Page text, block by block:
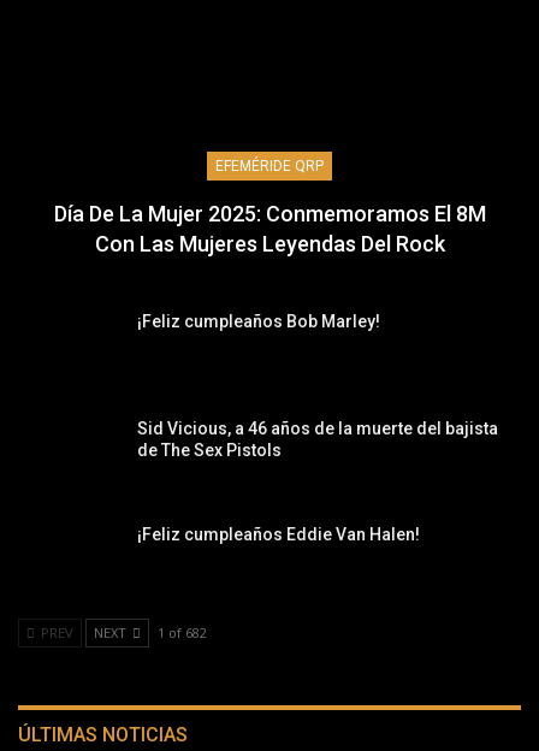
EFEMÉRIDE QRP
Día De La Mujer 2025: Conmemoramos El 8M
Con Las Mujeres Leyendas Del Rock
¡Feliz cumpleaños Bob Marley!
Sid Vicious, a 46 años de la muerte del bajista
de The Sex Pistols
¡Feliz cumpleaños Eddie Van Halen!
PREV NEXT 1 of 682
ÚLTIMAS NOTICIAS